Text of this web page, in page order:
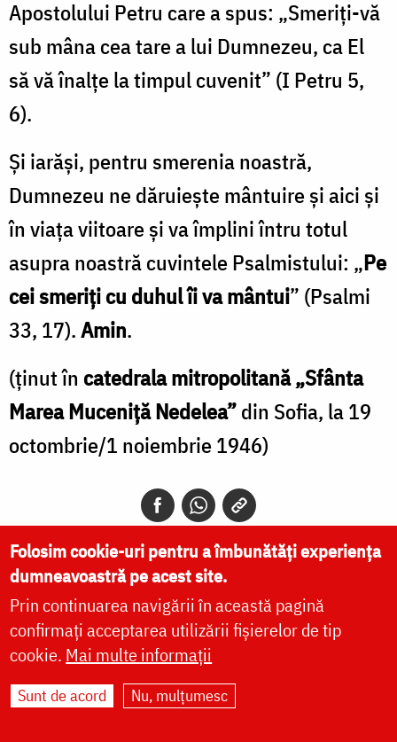
Apostolului Petru care a spus: „Smeriţi-vă
sub mâna cea tare a lui Dumnezeu, ca El
să vă înalţe la timpul cuvenit” (I Petru 5,
6).
Şi iarăşi, pentru smerenia noastră,
Dumnezeu ne dăruieşte mântuire şi aici şi
în viaţa viitoare şi va împlini întru totul
asupra noastră cuvintele Psalmistului: „Pe
cei smeriţi cu duhul îi va mântui” (Psalmi
33, 17).Amin.
(ţinut în catedrala mitropolitană „Sfânta
Marea Muceniţă Nedelea”din Sofia, la 19
octombrie/1 noiembrie 1946)
Alătură-te comunității noastre pe
WhatsApp, Instagramși Telegram
Folosim cookie-uri pentru a îmbunătăți experiența
dumneavoastră pe acest site.
Prin continuarea navigării în această pagină
confirmați acceptarea utilizării fișierelor de tip
cookie. Mai multe informații
Sunt de acord Nu, mulțumesc